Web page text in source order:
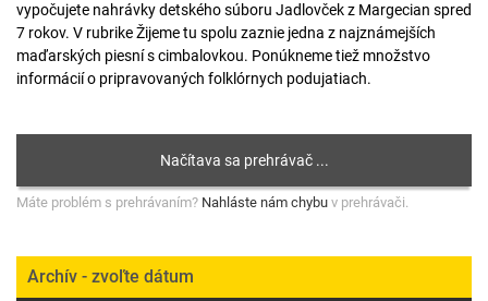
vypočujete nahrávky detského súboru Jadlovček z Margecian spred
7 rokov. V rubrike Žijeme tu spolu zaznie jedna z najznámejších
maďarských piesní s cimbalovkou. Ponúkneme tiež množstvo
informácií o pripravovaných folklórnych podujatiach.
Máte problém s prehrávaním? Nahláste nám chybu v prehrávači.
Archív - zvoľte dátum